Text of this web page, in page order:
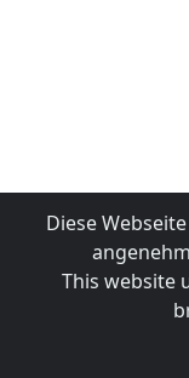
Diese
This website